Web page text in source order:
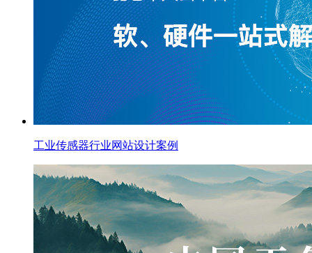
工业传感器行业网站设计案例